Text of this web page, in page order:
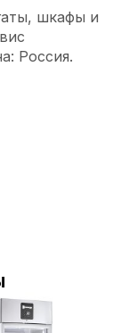
шкафы и
Россия.